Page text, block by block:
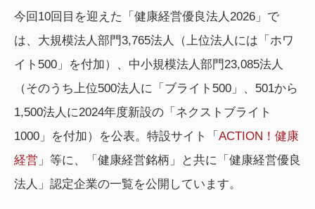
今回10回目を迎えた「健康経営優良法人2026」で
は、大規模法人部門3,765法人（上位法人には「ホワ
イト500」を付加）、中小規模法人部門23,085法人
（そのうち上位500法人に「ブライト500」、501から
1,500法人に2024年度新設の「ネクストブライト
1000」を付加）を公表。特設サイト「 ACTION！健康
経営 」等に、「健康経営銘柄」と共に「健康経営優良
法人」認定企業の一覧を公開しています。